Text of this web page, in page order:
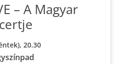
– A Magyar
20.30